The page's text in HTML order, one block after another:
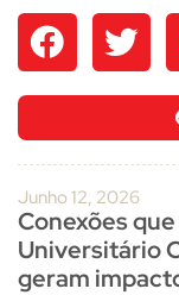
Junho 12, 2026
Conexões
Universitário
geram